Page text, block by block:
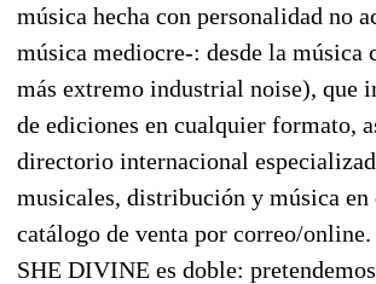
música hecha con personalidad no
música mediocre-: desde la música
más extremo industrial noise), que
de ediciones en cualquier formato,
directorio internacional
musicales, distribución y música en
catálogo de venta por correo/
SHE DIVINE es doble: pretendemos